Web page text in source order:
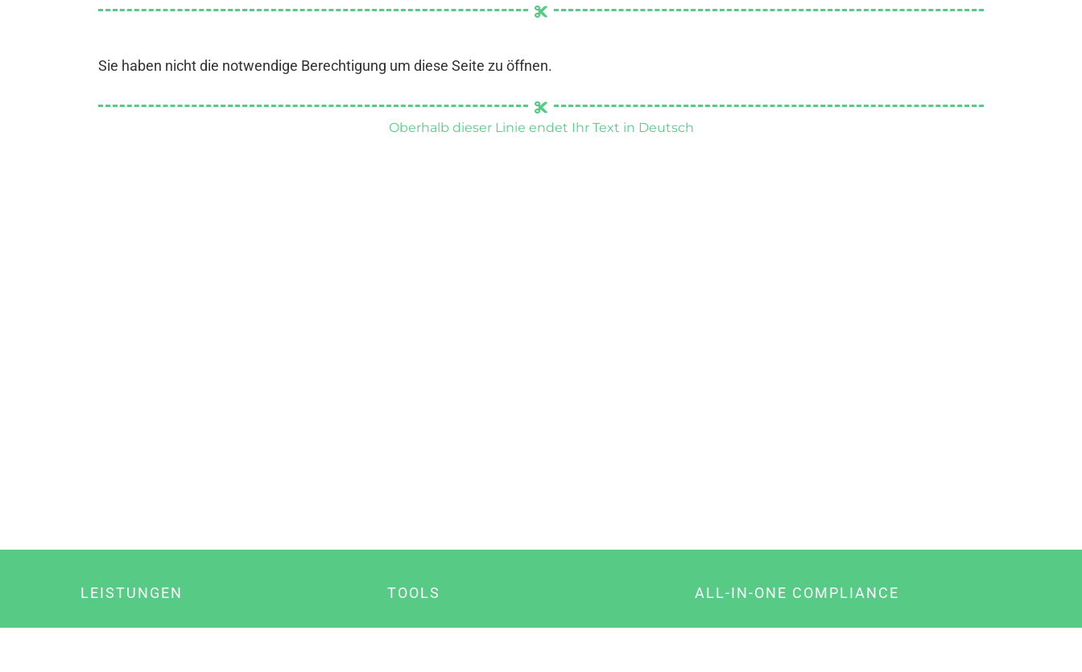
Sie haben nicht die notwendige Berechtigung um diese Seite zu öffnen.
Oberhalb dieser Linie endet Ihr Text in Deutsch
LEISTUNGEN TOOLS ALL-IN-ONE COMPLIANCE